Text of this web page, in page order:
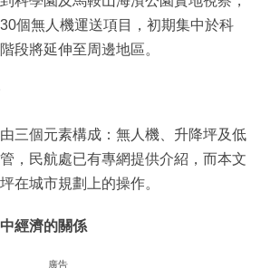
個無人機運送項目，初期集中於科
段將延伸至周邊地區。
三個元素構成：無人機、升降坪及低
，民航處已有專網提供介紹，而本文
在城市規劃上的操作。
經濟的關係
廣告